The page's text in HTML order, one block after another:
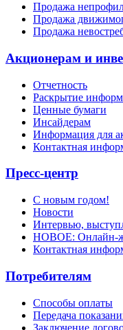
Продажа
Продажа
Продажа
Акционерам и
Отчетность
Раскрытие
Ценные бумаги
Инсайдерам
Информация для
Контактная
Пресс-центр
С новым годом!
Новости
Интервью,
НОВОЕ: Онлайн-
Контактная
Потребителям
Способы оплаты
Передача
Заключение